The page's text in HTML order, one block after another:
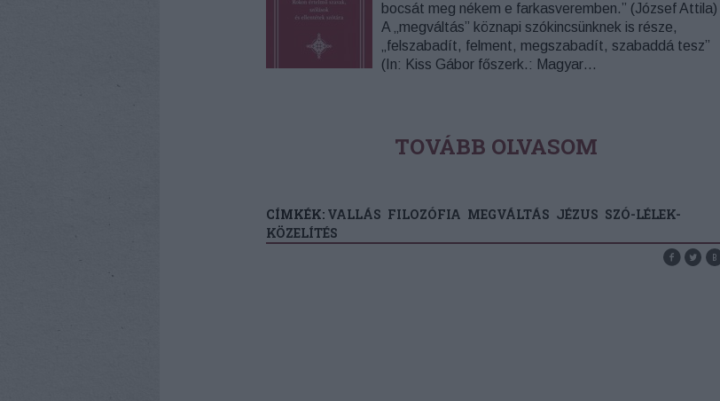
bocsát meg nékem e farkasveremben.” (József Attila)
A „megváltás” köznapi szókincsünknek is része,
„felszabadít, felment, megszabadít, szabaddá tesz”
(In: Kiss Gábor főszerk.: Magyar…
TOVÁBB OLVASOM
CÍMKÉK: VALLÁS FILOZÓFIA MEGVÁLTÁS JÉZUS SZÓ-LÉLEK-
KÖZELÍTÉS